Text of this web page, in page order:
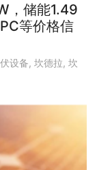
，储能1.49
等价格信
设备, 坎德拉, 坎